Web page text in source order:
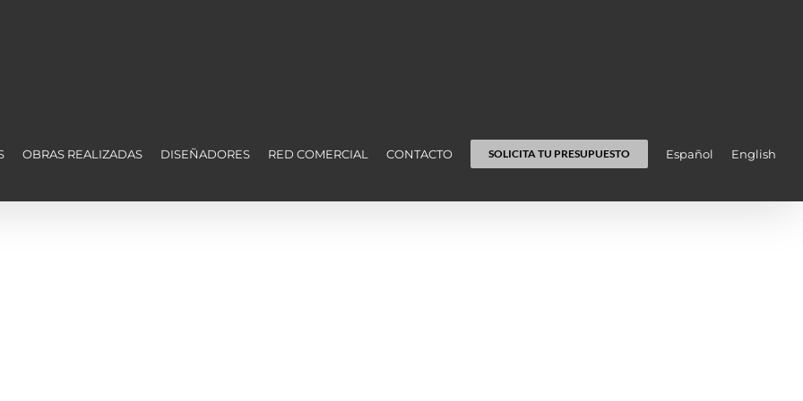
OBRAS REALIZADAS DISEÑADORES RED COMERCIAL CONTACTO SOLICITA TU PRESUPUESTO Español English